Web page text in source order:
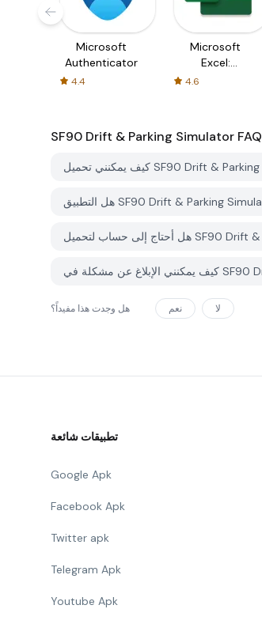
Microsoft
Authenticator
4.4
Microsoft
Excel:
Spreadsheets
4.6
SF90 Drift & Parking Simulator FAQ
هل وجدت هذا مفيداً؟ نعم لا
تطبيقات شائعة
Google Apk
Facebook Apk
Twitter apk
Telegram Apk
Youtube Apk